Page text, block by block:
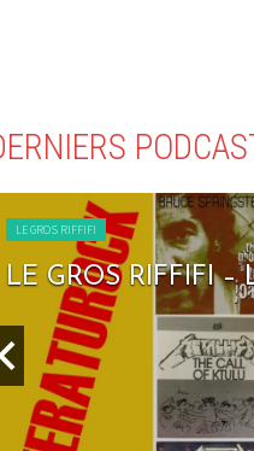
LE GROS RIFFIFI
LE GROS RIFFIFI –